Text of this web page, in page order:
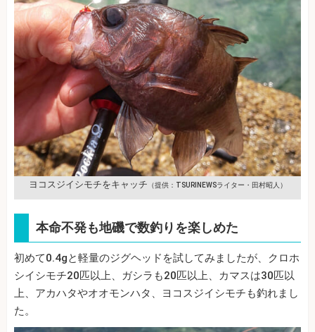
ヨコスジイシモチをキャッチ （提供：TSURINEWSライター・田村昭人）
本命不発も地磯で数釣りを楽しめた
初めて0.4gと軽量のジグヘッドを試してみましたが、クロホ
シイシモチ20匹以上、ガシラも20匹以上、カマスは30匹以
上、アカハタやオオモンハタ、ヨコスジイシモチも釣れまし
た。